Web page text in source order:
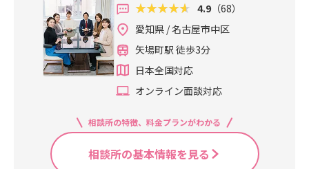
4.9 （68）
愛知県 / 名古屋市中区
矢場町駅 徒歩3分
日本全国対応
オンライン面談対応
相談所の特徴、料金プランがわかる
相談所の基本情報を見る